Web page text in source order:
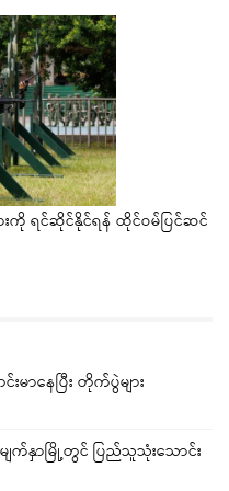
းကို ရင်ဆိုင်နိုင်ရန် ထိုင်ဝမ်ပြင်ဆင်
မာနေပြီး တိုက်ပွဲများ
ျက်နှာမြို့တွင် ပြည်သူသုံးသောင်း